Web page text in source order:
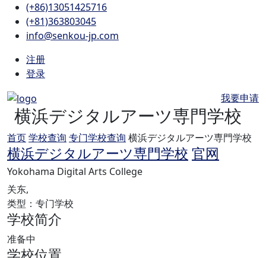
(+86)13051425716
(+81)363803045
info@senkou-jp.com
注册
登录
我要申请
横浜デジタルアーツ専門学校
首页学校查询 专门学校查询 横浜デジタルアーツ専門学校
横浜デジタルアーツ専門学校 官网
Yokohama Digital Arts College
关东,
类型：专门学校
学校简介
准备中